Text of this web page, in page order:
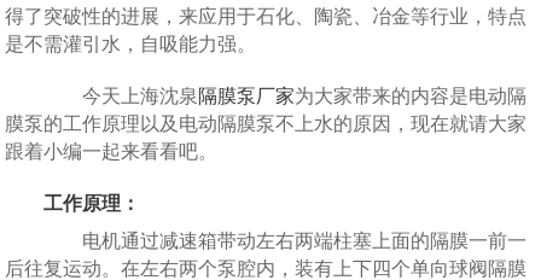
得了突破性的进展，来应用于石化、陶瓷、冶金等行业，特点
是不需灌引水，自吸能力强。
今天上海沈泉 隔膜泵厂家为大家带来的内容是电动隔
膜泵的工作原理以及电动隔膜泵不上水的原因，现在就请大家
跟着小编一起来看看吧。
工作原理：
电机通过减速箱带动左右两端柱塞上面的隔膜一前一
后往复运动。在左右两个泵腔内，装有上下四个单向球阀隔膜